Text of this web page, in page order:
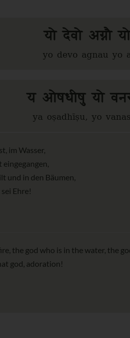
यो देवो अग्नौ
yo devo agnau yo
य ओषधीषु यो
ya oṣadhīṣu, yo
im Wasser,
eingegangen,
und in den Bäumen,
Ehre!
the god who is in the water, the
god, adoration!